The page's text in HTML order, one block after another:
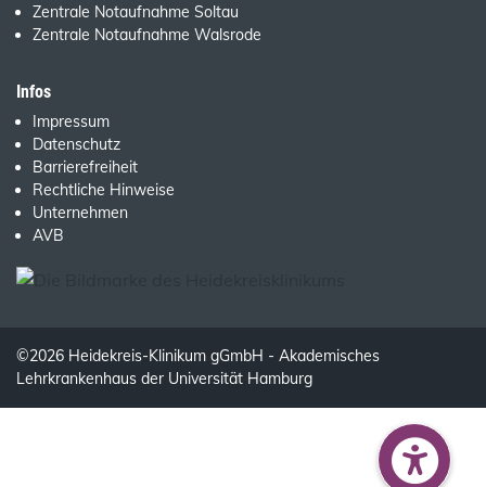
Zentrale Notaufnahme Soltau
Zentrale Notaufnahme Walsrode
Infos
Impressum
Datenschutz
Barrierefreiheit
Rechtliche Hinweise
Unternehmen
AVB
©2026 Heidekreis-Klinikum gGmbH - Akademisches
Lehrkrankenhaus der Universität Hamburg